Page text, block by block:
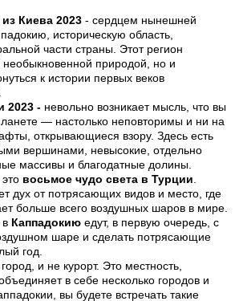
Киева 2023 - сердцем нынешней
историческую область,
части страны. Этот регион
необыкновенной природой, но и
к истории первых веков
2023 - невольно возникает мысль, что вы
— настолько неповторимы и ни на
открывающиеся взору. Здесь есть
вершинами, невысокие, отдельно
массивы и благодатные долины.
восьмое чудо света в Турции
дух от потрясающих видов и место, где
больше всего воздушных шаров в мире.
Каппадокию едут, в первую очередь, с
шаре и сделать потрясающие
год.
и не курорт. Это местность,
в себе несколько городов и
вы будете встречать такие